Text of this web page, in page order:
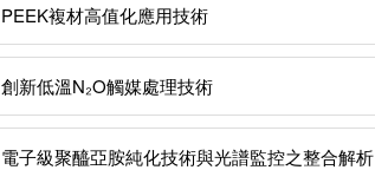
PEEK複材高值化應用技術
創新低溫N₂O觸媒處理技術
電子級聚醯亞胺純化技術與光譜監控之整合解析